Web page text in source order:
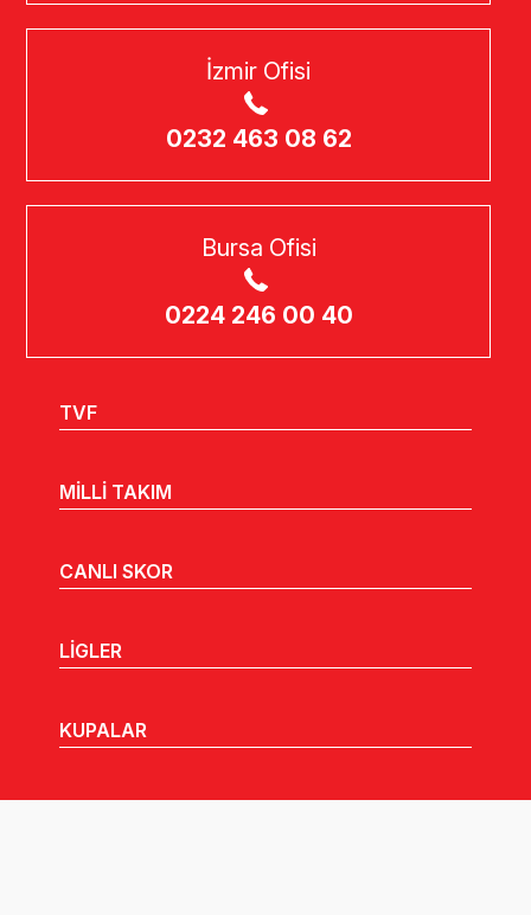
İzmir Ofisi
0232 463 08 62
Bursa Ofisi
0224 246 00 40
TVF
MİLLİ TAKIM
CANLI SKOR
LİGLER
KUPALAR